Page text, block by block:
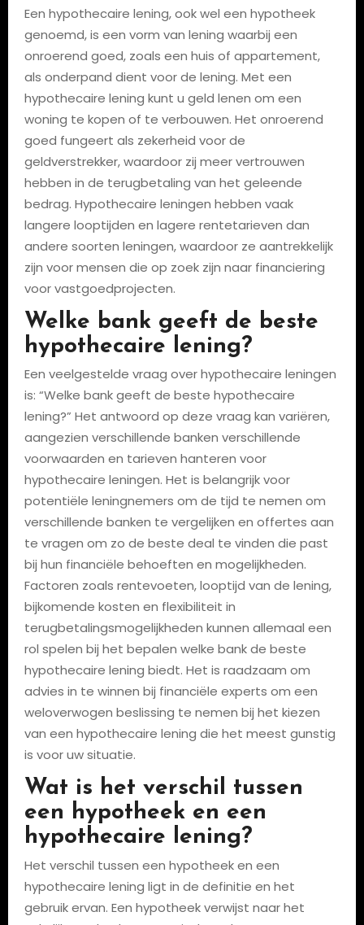
Een hypothecaire lening, ook wel een hypotheek
genoemd, is een vorm van lening waarbij een
onroerend goed, zoals een huis of appartement,
als onderpand dient voor de lening. Met een
hypothecaire lening kunt u geld lenen om een
woning te kopen of te verbouwen. Het onroerend
goed fungeert als zekerheid voor de
geldverstrekker, waardoor zij meer vertrouwen
hebben in de terugbetaling van het geleende
bedrag. Hypothecaire leningen hebben vaak
langere looptijden en lagere rentetarieven dan
andere soorten leningen, waardoor ze aantrekkelijk
zijn voor mensen die op zoek zijn naar financiering
voor vastgoedprojecten.
Welke bank geeft de beste
hypothecaire lening?
Een veelgestelde vraag over hypothecaire leningen
is: “Welke bank geeft de beste hypothecaire
lening?” Het antwoord op deze vraag kan variëren,
aangezien verschillende banken verschillende
voorwaarden en tarieven hanteren voor
hypothecaire leningen. Het is belangrijk voor
potentiële leningnemers om de tijd te nemen om
verschillende banken te vergelijken en offertes aan
te vragen om zo de beste deal te vinden die past
bij hun financiële behoeften en mogelijkheden.
Factoren zoals rentevoeten, looptijd van de lening,
bijkomende kosten en flexibiliteit in
terugbetalingsmogelijkheden kunnen allemaal een
rol spelen bij het bepalen welke bank de beste
hypothecaire lening biedt. Het is raadzaam om
advies in te winnen bij financiële experts om een
weloverwogen beslissing te nemen bij het kiezen
van een hypothecaire lening die het meest gunstig
is voor uw situatie.
Wat is het verschil tussen
een hypotheek en een
hypothecaire lening?
Het verschil tussen een hypotheek en een
hypothecaire lening ligt in de definitie en het
gebruik ervan. Een hypotheek verwijst naar het